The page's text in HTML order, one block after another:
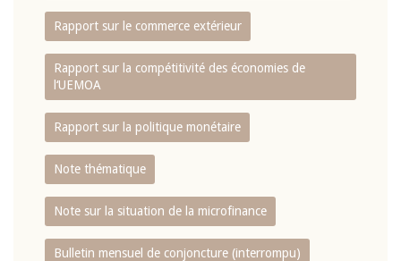
Rapport sur le commerce extérieur
Rapport sur la compétitivité des économies de
l‘UEMOA
Rapport sur la politique monétaire
Note thématique
Note sur la situation de la microfinance
Bulletin mensuel de conjoncture (interrompu)